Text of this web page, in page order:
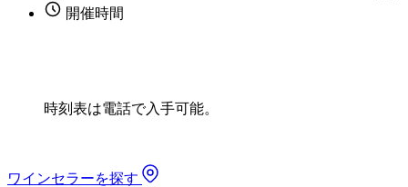
開催時間
時刻表は電話で入手可能。
ワインセラーを探す